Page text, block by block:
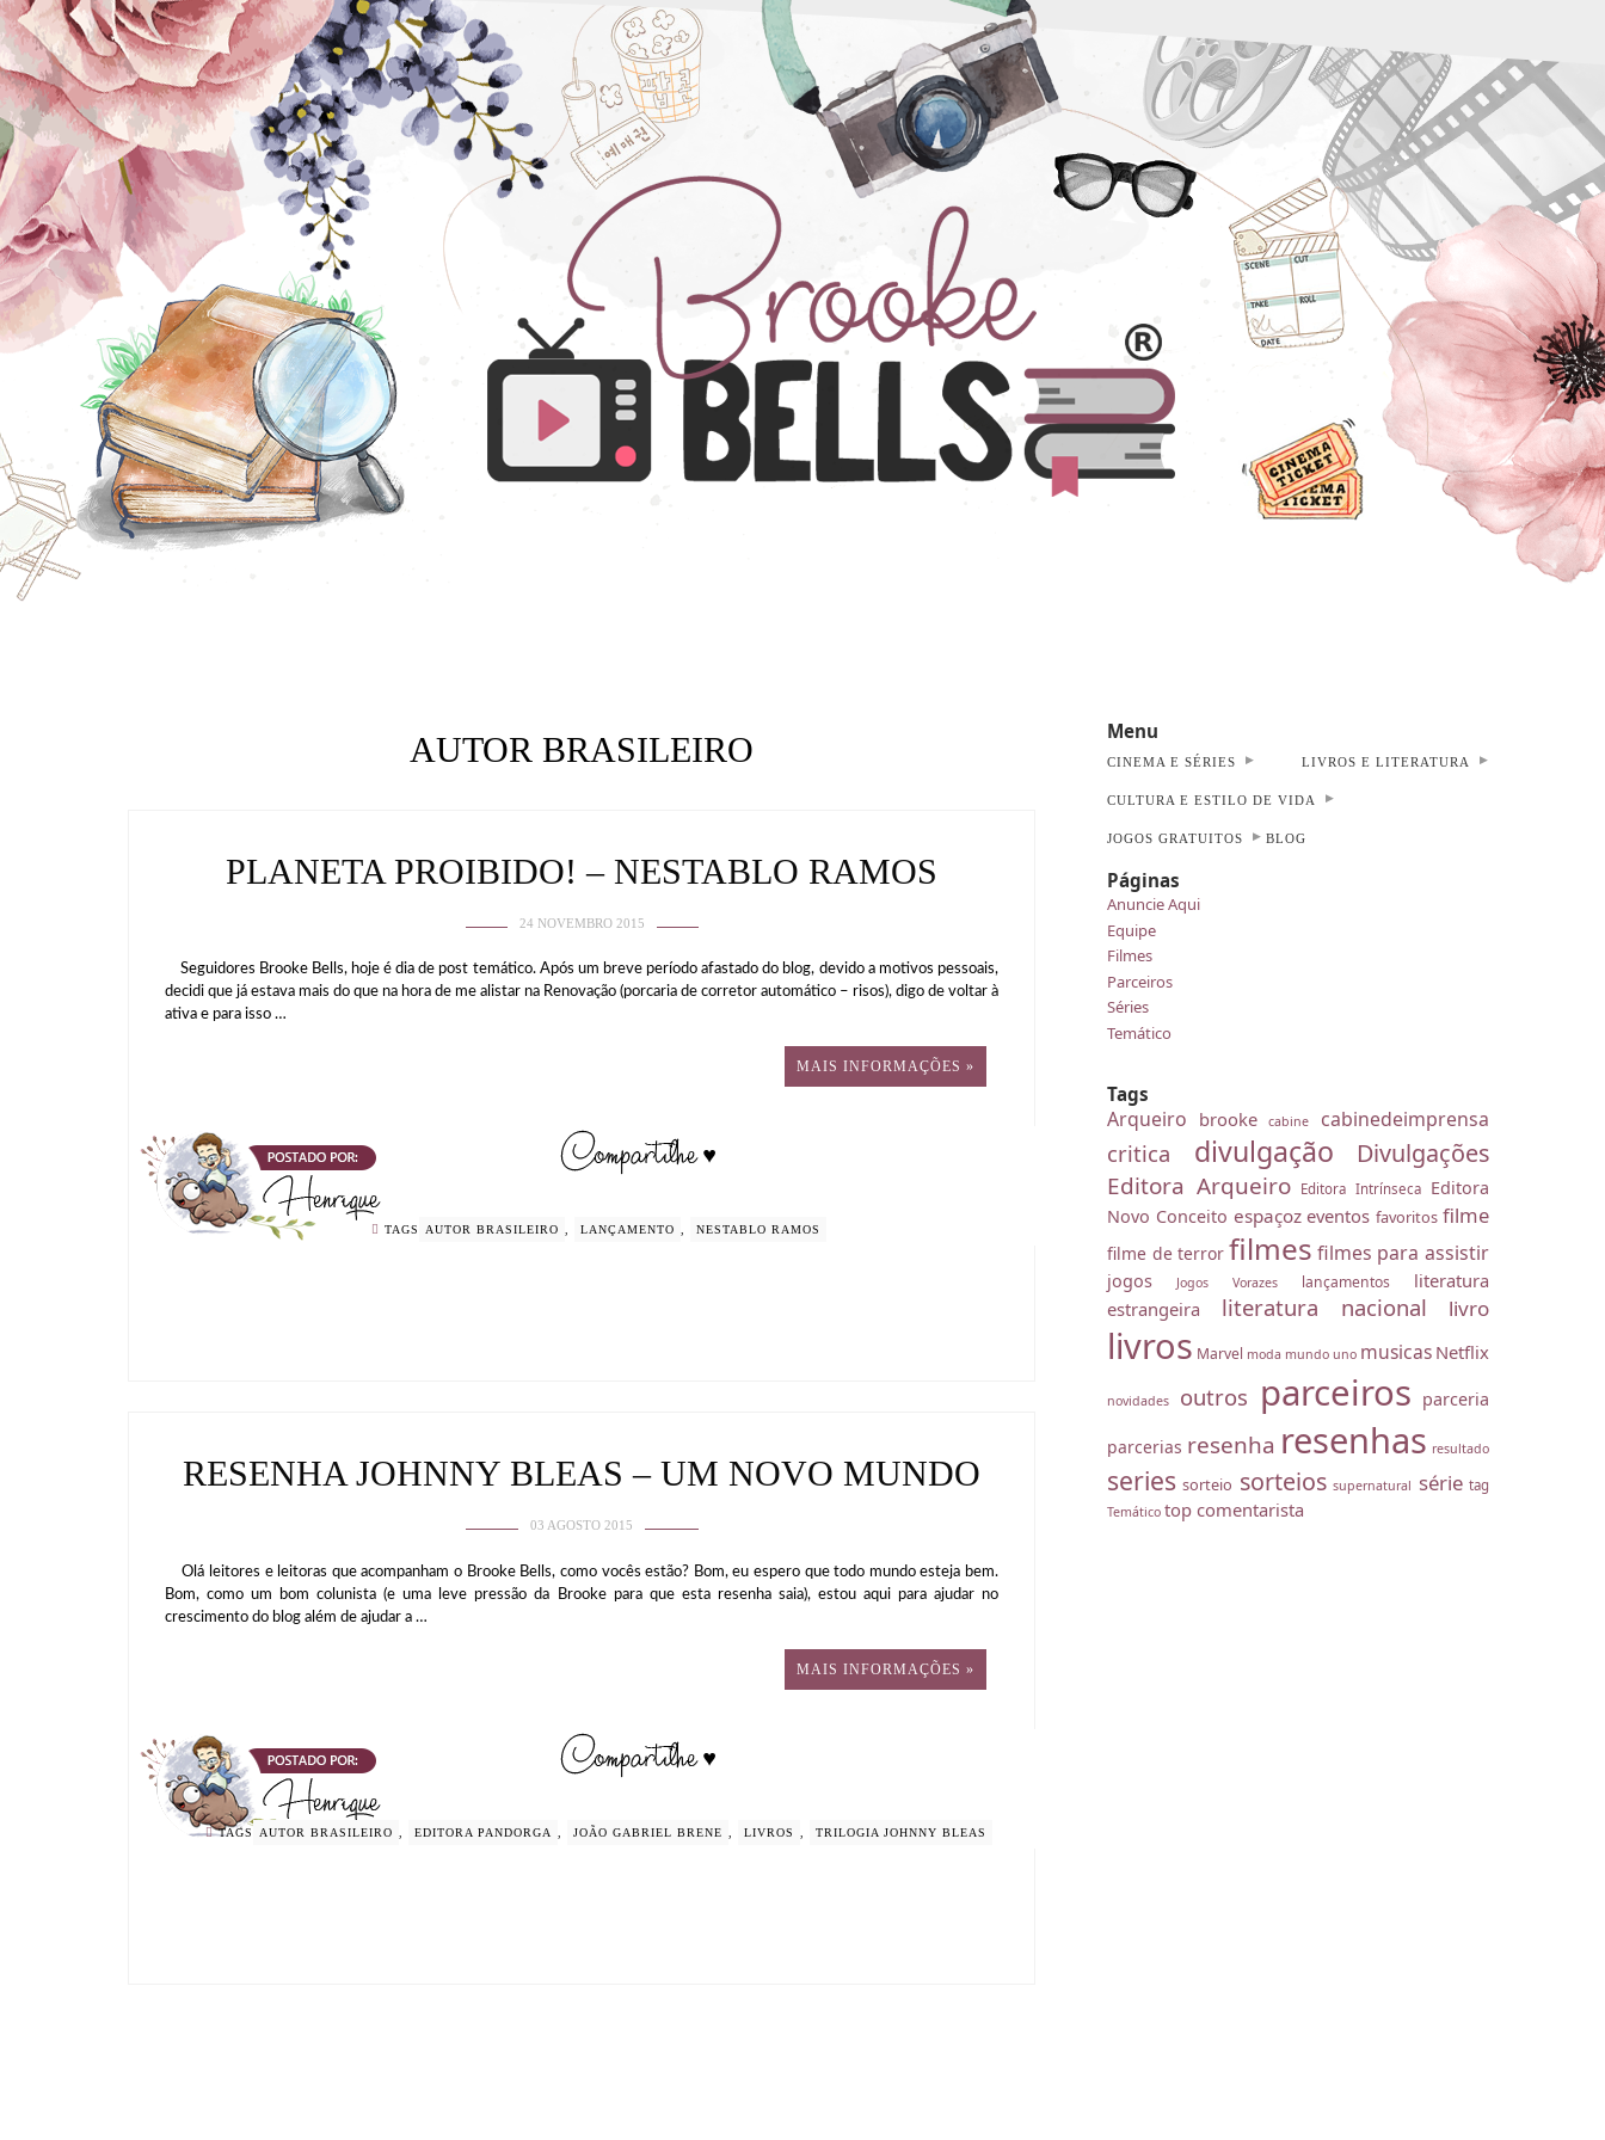
AUTOR BRASILEIRO
PLANETA PROIBIDO! – NESTABLO RAMOS
24 NOVEMBRO 2015
Seguidores Brooke Bells, hoje é dia de post temático. Após um breve período afastado do blog, devido a motivos pessoais,
decidi que já estava mais do que na hora de me alistar na Renovação (porcaria de corretor automático – risos), digo de voltar à
ativa e para isso …
MAIS INFORMAÇÕES »
TAGS AUTOR BRASILEIRO , LANÇAMENTO , NESTABLO RAMOS
RESENHA JOHNNY BLEAS – UM NOVO MUNDO
03 AGOSTO 2015
Olá leitores e leitoras que acompanham o Brooke Bells, como vocês estão? Bom, eu espero que todo mundo esteja bem.
Bom, como um bom colunista (e uma leve pressão da Brooke para que esta resenha saia), estou aqui para ajudar no
crescimento do blog além de ajudar a …
MAIS INFORMAÇÕES »
TAGS AUTOR BRASILEIRO EDITORA PANDORGA JOÃO GABRIEL BRENE LIVROS TRILOGIA JOHNNY BLEAS
Menu
CINEMA E SÉRIES LIVROS E LITERATURA
CULTURA E ESTILO DE VIDA
JOGOS GRATUITOS BLOG
Páginas
Anuncie Aqui
Equipe
Filmes
Parceiros
Séries
Temático
Tags
Arqueiro brooke cabine cabinedeimprensa
critica divulgação Divulgações
Editora Arqueiro Editora Intrínseca Editora
Novo Conceito espaçoz eventos favoritos filme
filme de terror filmes filmes para assistir
jogos Jogos Vorazes lançamentos
literatura
estrangeira
literatura nacional livro
livros Marvel moda mundo uno musicas Netflix
novidades outros parceiros parceria
parcerias resenha resenhas resultado
series sorteio sorteios supernatural série tag
Temático top comentarista